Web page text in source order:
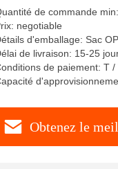
de commande
negotiable
d'emballage: Sac
de livraison: 15-25
de paiement: T /
Obtenez le